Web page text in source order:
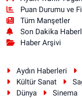
Puan Durumu ve
Tüm Manşetler
Son Dakika
Haber Arşivi
Aydın Haberleri
Kültür Sanat
Dünya
Sinema